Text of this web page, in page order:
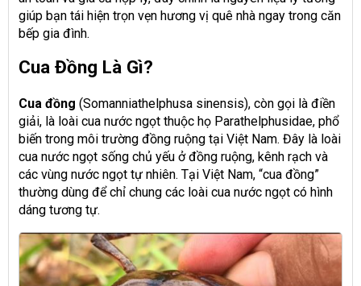
giúp bạn tái hiện trọn vẹn hương vị quê nhà ngay trong căn
bếp gia đình.
Cua Đồng Là Gì?
Cua đồng (Somanniathelphusa sinensis), còn gọi là điền
giải, là loài cua nước ngọt thuộc họ Parathelphusidae, phổ
biến trong môi trường đồng ruộng tại Việt Nam. Đây là loài
cua nước ngọt sống chủ yếu ở đồng ruộng, kênh rạch và
các vùng nước ngọt tự nhiên. Tại Việt Nam, “cua đồng”
thường dùng để chỉ chung các loài cua nước ngọt có hình
dáng tương tự.